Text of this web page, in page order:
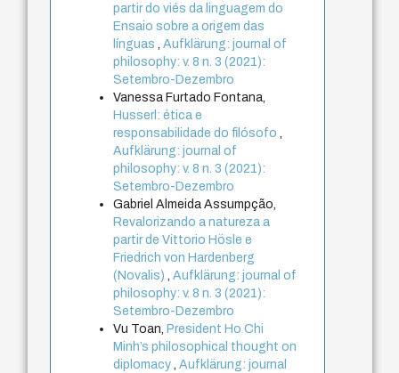
partir do viés da linguagem do
Ensaio sobre a origem das
línguas,Aufklärung: journal of
philosophy: v. 8 n. 3 (2021):
Setembro-Dezembro
Vanessa Furtado Fontana,
Husserl: ética e
responsabilidade do filósofo,
Aufklärung: journal of
philosophy: v. 8 n. 3 (2021):
Setembro-Dezembro
Gabriel Almeida Assumpção,
Revalorizando a natureza a
partir de Vittorio Hösle e
Friedrich von Hardenberg
(Novalis),Aufklärung: journal of
philosophy: v. 8 n. 3 (2021):
Setembro-Dezembro
Vu Toan, President Ho Chi
Minh’s philosophical thought on
diplomacy,Aufklärung: journal